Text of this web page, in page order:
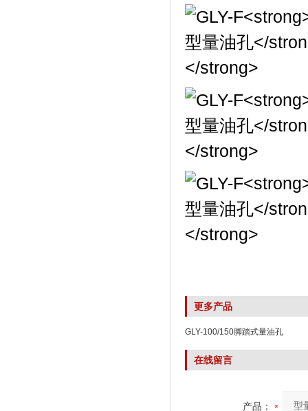
更多产品
GLY-100/150脚踏式量油孔
在线留言
产品：